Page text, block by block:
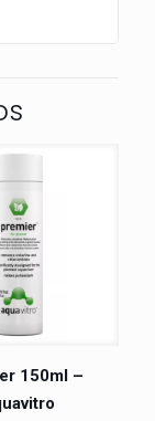
150ml –